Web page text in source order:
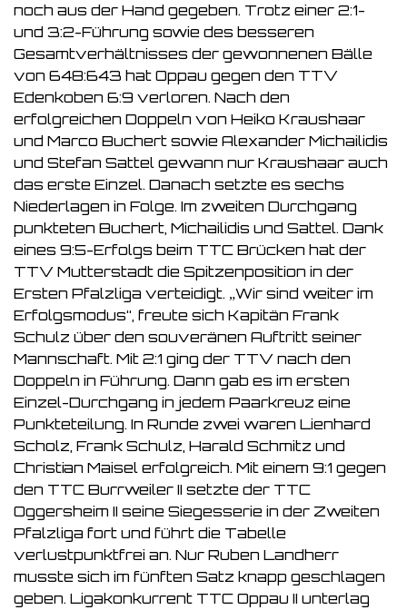
noch aus der Hand gegeben. Trotz einer 2:1-
und 3:2-Führung sowie des besseren
Gesamtverhältnisses der gewonnenen Bälle
von 648:643 hat Oppau gegen den TTV
Edenkoben 6:9 verloren. Nach den
erfolgreichen Doppeln von Heiko Kraushaar
und Marco Buchert sowie Alexander Michailidis
und Stefan Sattel gewann nur Kraushaar auch
das erste Einzel. Danach setzte es sechs
Niederlagen in Folge. Im zweiten Durchgang
punkteten Buchert, Michailidis und Sattel. Dank
eines 9:5-Erfolgs beim TTC Brücken hat der
TTV Mutterstadt die Spitzenposition in der
Ersten Pfalzliga verteidigt. „Wir sind weiter im
Erfolgsmodus“, freute sich Kapitän Frank
Schulz über den souveränen Auftritt seiner
Mannschaft. Mit 2:1 ging der TTV nach den
Doppeln in Führung. Dann gab es im ersten
Einzel-Durchgang in jedem Paarkreuz eine
Punkteteilung. In Runde zwei waren Lienhard
Scholz, Frank Schulz, Harald Schmitz und
Christian Maisel erfolgreich. Mit einem 9:1 gegen
den TTC Burrweiler II setzte der TTC
Oggersheim II seine Siegesserie in der Zweiten
Pfalzliga fort und führt die Tabelle
verlustpunktfrei an. Nur Ruben Landherr
musste sich im fünften Satz knapp geschlagen
geben. Ligakonkurrent TTC Oppau II unterlag